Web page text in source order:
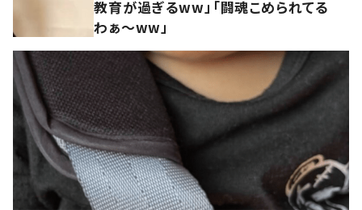
教育が過ぎるww」「闘魂こめられてる
わぁ～ww」